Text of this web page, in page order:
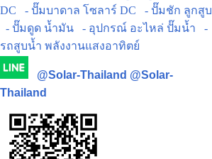
DC
- ปั๊มบาดาล โซลาร์ DC
- ปั๊มชัก ลูกสูบ
- ปั๊มดูด น้ำมัน
- อุปกรณ์ อะไหล่ ปั๊มน้ำ
-
รถสูบน้ำ พลังงานแสงอาทิตย์
@Solar-Thailand @Solar-
Thailand